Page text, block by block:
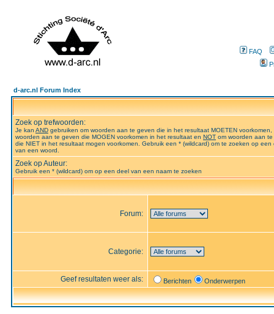
FAQ
d-arc.nl Forum Index
Zoek op trefwoorden:
Je kan AND gebruiken om woorden aan te geven die in het resultaat MOETEN voorkomen,
woorden aan te geven die MOGEN voorkomen in het resultaat en NOT om woorden aan
die NIET in het resultaat mogen voorkomen. Gebruik een * (wildcard) om te zoeken op een
van een woord.
Zoek op Auteur:
Gebruik een * (wildcard) om op een deel van een naam te zoeken
Forum:
Categorie:
Geef resultaten weer als: Berichten Onderwerpen